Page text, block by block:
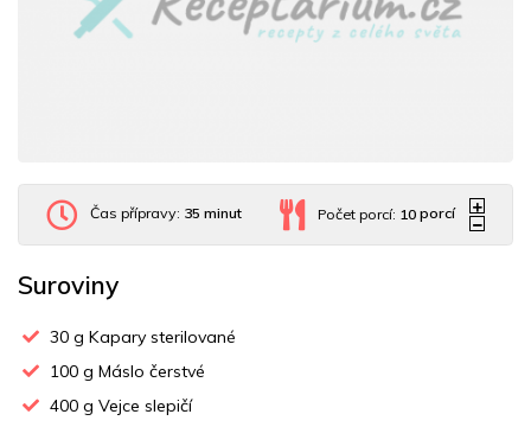
Čas přípravy: 35 minut Počet porcí: 10 porcí
Suroviny
30 g Kapary sterilované
100 g Máslo čerstvé
400 g Vejce slepičí